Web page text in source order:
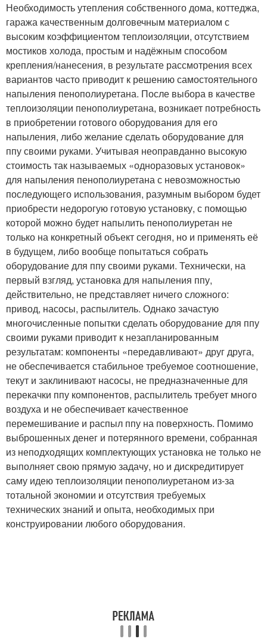
Необходимость утепления собственного дома, коттеджа,
гаража качественным долговечным материалом с
высоким коэффициентом теплоизоляции, отсутствием
мостиков холода, простым и надёжным способом
крепления/нанесения, в результате рассмотрения всех
вариантов часто приводит к решению самостоятельного
напыления пенополиуретана. После выбора в качестве
теплоизоляции пенополиуретана, возникает потребность
в приобретении готового оборудования для его
напыления, либо желание сделать оборудование для
ппу своими руками. Учитывая неоправданно высокую
стоимость так называемых «одноразовых установок»
для напыления пенополиуретана с невозможностью
последующего использования, разумным выбором будет
приобрести недорогую готовую установку, с помощью
которой можно будет напылить пенополиуретан не
только на конкретный объект сегодня, но и применять её
в будущем, либо вообще попытаться собрать
оборудование для ппу своими руками. Технически, на
первый взгляд, установка для напыления ппу,
действительно, не представляет ничего сложного:
привод, насосы, распылитель. Однако зачастую
многочисленные попытки сделать оборудование для ппу
своими руками приводит к незапланированным
результатам: компоненты «передавливают» друг друга,
не обеспечивается стабильное требуемое соотношение,
текут и заклинивают насосы, не предназначенные для
перекачки ппу компонентов, распылитель требует много
воздуха и не обеспечивает качественное
перемешивание и распыл ппу на поверхность. Помимо
выброшенных денег и потерянного времени, собранная
из неподходящих комплектующих установка не только не
выполняет свою прямую задачу, но и дискредитирует
саму идею теплоизоляции пенополиуретаном из-за
тотальной экономии и отсутствия требуемых
технических знаний и опыта, необходимых при
конструировании любого оборудования.